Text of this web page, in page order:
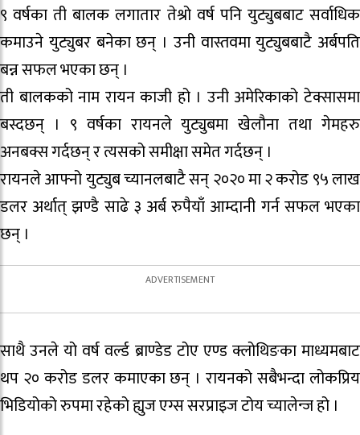
९ वर्षका ती बालक लगातार तेश्रो वर्ष पनि युट्युबबाट सर्वाधिक
कमाउने युट्युबर बनेका छन् । उनी वास्तवमा युट्युबबाटै अर्बपति
बन्न सफल भएका छन् ।
ती बालकको नाम रायन काजी हो । उनी अमेरिकाको टेक्सासमा
बस्दछन् । ९ वर्षका रायनले युट्युबमा खेलौना तथा गेमहरु
अनबक्स गर्दछन् र त्यसको समीक्षा समेत गर्दछन् ।
रायनले आफ्नो युट्युब च्यानलबाटै सन् २०२० मा २ करोड ९५ लाख
डलर अर्थात् झण्डै साढे ३ अर्ब रुपैयाँ आम्दानी गर्न सफल भएका
छन् ।
साथै उनले यो वर्ष वर्ल्ड ब्राण्डेड टोए एण्ड क्लोथिङका माध्यमबाट
थप २० करोड डलर कमाएका छन् । रायनको सबैभन्दा लोकप्रिय
भिडियोको रुपमा रहेको ह्युज एग्स सरप्राइज टोय च्यालेन्ज हो ।